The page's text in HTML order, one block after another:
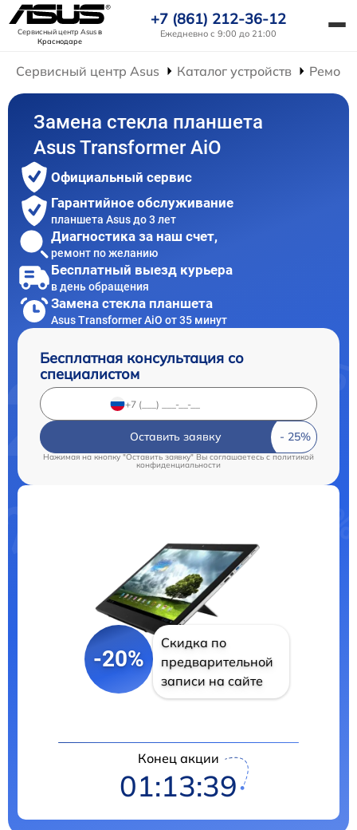
Сервисный центр Asusв
Краснодаре
+7 (861) 212-36-12
Ежедневно с 9:00 до 21:00
Сервисный центр Asus Каталог устройств
Замена стекла планшета
Asus Transformer AiO
Официальный сервис
Гарантийное обслуживание
планшета Asus до 3 лет
Диагностика за наш счет,
ремонт по желанию
Бесплатный выезд курьера
в день обращения
Замена стекла планшета
Asus Transformer AiO от 35 минут
Бесплатная консультация со
специалистом
Оставить заявку
Нажимая на кнопку "Оставить заявку" Вы соглашаетесь c политикой
конфиденциальности
-20%
Скидка по
предварительной
записи на сайте
Конец акции
01:13:38